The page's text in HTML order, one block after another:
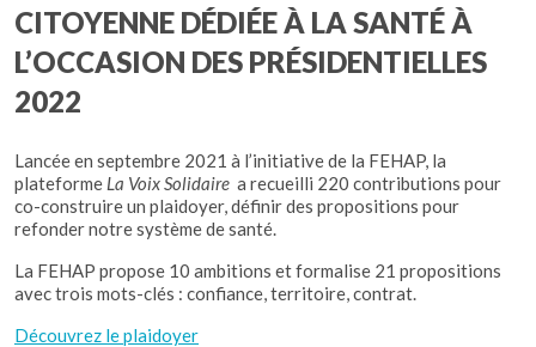
CITOYENNE DÉDIÉE À LA SANTÉ À
L’OCCASION DES PRÉSIDENTIELLES
2022
Lancée en septembre 2021 à l’initiative de la FEHAP, la
plateforme La Voix Solidaire a recueilli 220 contributions pour
co-construire un plaidoyer, définir des propositions pour
refonder notre système de santé.
La FEHAP propose 10 ambitions et formalise 21 propositions
avec trois mots-clés : confiance, territoire, contrat.
Découvrez le plaidoyer